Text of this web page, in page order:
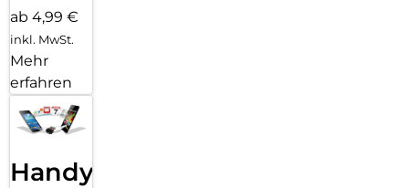
ab 4,99 €
inkl. MwSt.
Mehr
erfahren
Handy